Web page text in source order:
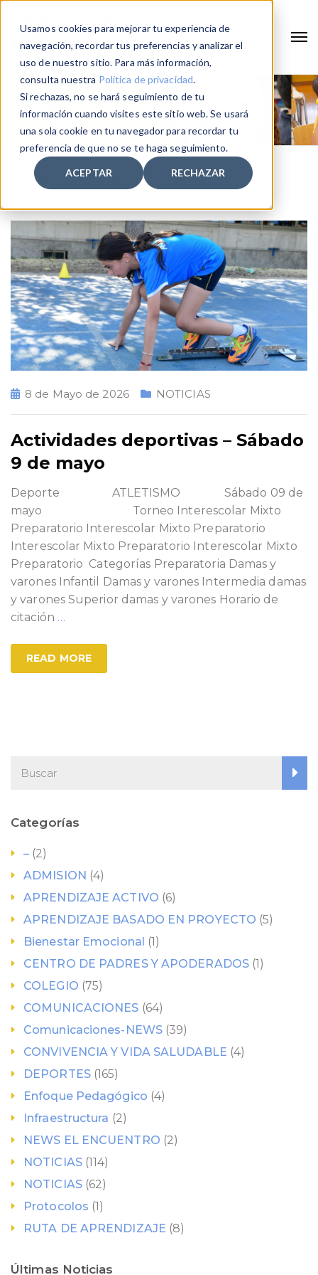
Usamos cookies para mejorar tu experiencia de
navegación, recordar tus preferencias y analizar el
uso de nuestro sitio. Para más información,
consulta nuestra Política de privacidad.
Si rechazas, no se hará seguimiento de tu
información cuando visites este sitio web. Se usará
una sola cookie en tu navegador para recordar tu
preferencia de que no se te haga seguimiento.
ACEPTAR RECHAZAR
Home 2026 Mayo
8 de Mayo de 2026 NOTICIAS
Actividades deportivas – Sábado
9 de mayo
Deporte ATLETISMO Sábado 09 de
mayo Torneo Interescolar Mixto
Preparatorio Interescolar Mixto Preparatorio
Interescolar Mixto Preparatorio Interescolar Mixto
Preparatorio Categorías Preparatoria Damas y
varones Infantil Damas y varones Intermedia damas
y varones Superior damas y varones Horario de
citación …
READ MORE
Categorías
– (2)
ADMISION (4)
APRENDIZAJE ACTIVO (6)
APRENDIZAJE BASADO EN PROYECTO (5)
Bienestar Emocional (1)
CENTRO DE PADRES Y APODERADOS(1)
COLEGIO (75)
COMUNICACIONES (64)
Comunicaciones-NEWS(39)
CONVIVENCIA Y VIDA SALUDABLE (4)
DEPORTES(165)
Enfoque Pedagógico (4)
Infraestructura (2)
NEWS EL ENCUENTRO (2)
NOTICIAS(114)
NOTICIAS(62)
Protocolos (1)
RUTA DE APRENDIZAJE (8)
Últimas Noticias